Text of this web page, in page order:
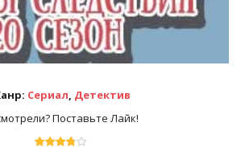
Сериал, Детектив
Поставьте Лайк!